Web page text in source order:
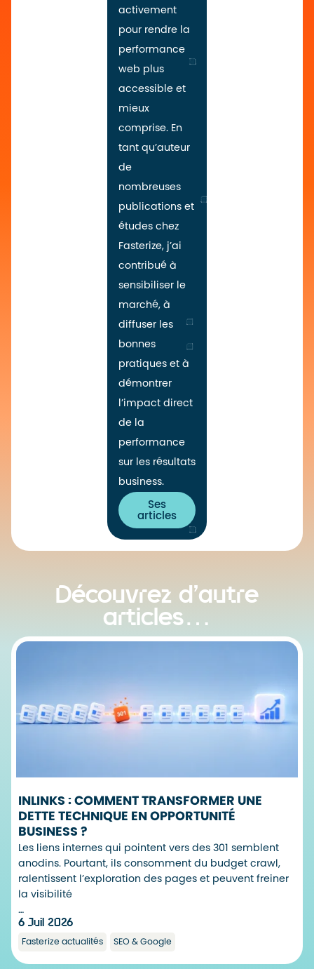
activement
pour rendre la
performance
web plus
accessible et
mieux
comprise. En
tant qu’auteur
de
nombreuses
publications et
études chez
Fasterize, j’ai
contribué à
sensibiliser le
marché, à
diffuser les
bonnes
pratiques et à
démontrer
l’impact direct
de la
performance
sur les résultats
business.
Ses
articles
Découvrez d’autre
articles…
INLINKS : COMMENT TRANSFORMER UNE
DETTE TECHNIQUE EN OPPORTUNITÉ
BUSINESS ?
Les liens internes qui pointent vers des 301 semblent
anodins. Pourtant, ils consomment du budget crawl,
ralentissent l’exploration des pages et peuvent freiner
la visibilité
…
6 Juil 2026
Fasterize actualités SEO & Google